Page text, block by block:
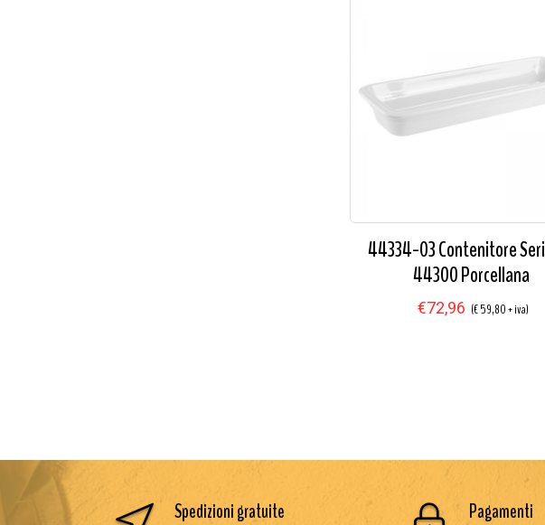
44334-03 Contenitore
44300 Porcellana
€72,96 (€ 59,80 + iva)
Spedizioni gratuite Pagamenti